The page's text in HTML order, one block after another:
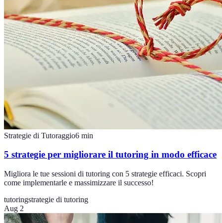
Strategie di Tutoraggio6 min
5 strategie per migliorare il tutoring in modo efficace
Migliora le tue sessioni di tutoring con 5 strategie efficaci. Scopri
come implementarle e massimizzare il successo!
tutoringstrategie di tutoring
Aug 2